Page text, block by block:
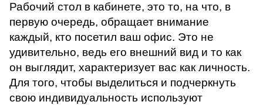
Рабочий стол в кабинете, это то, на что, в
первую очередь, обращает внимание
каждый, кто посетил ваш офис. Это не
удивительно, ведь его внешний вид и то как
он выглядит, характеризует вас как личность.
Для того, чтобы выделиться и подчеркнуть
свою индивидуальность используют